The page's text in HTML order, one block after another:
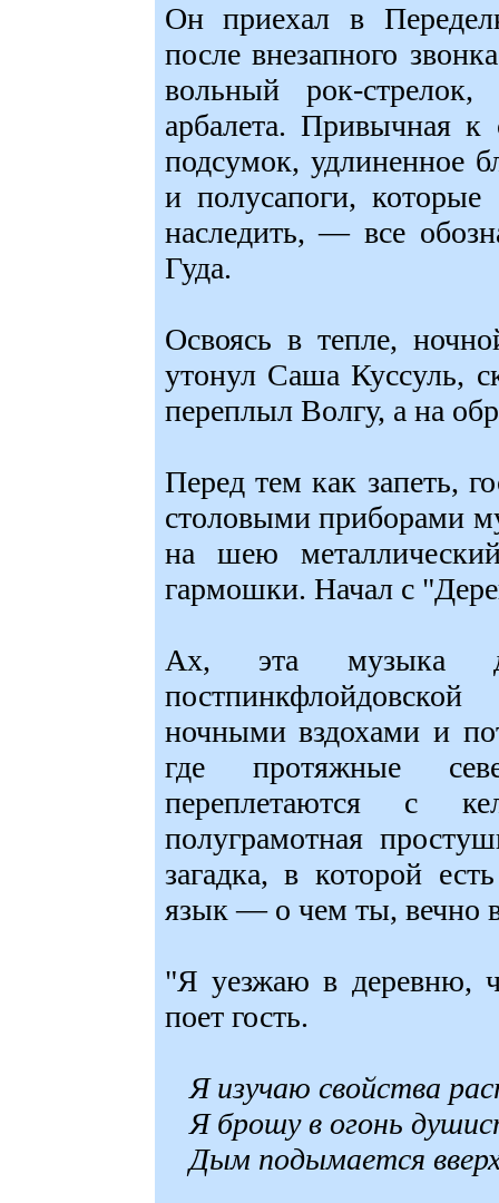
Он приехал в
после внезапного
вольный рок-
арбалета. Привычная к
подсумок, удлиненное
и полусапоги,
наследить, — все
Гуда.
Освоясь в тепле,
утонул Саша
переплыл Волгу, а на
Перед тем как запеть,
столовыми приборами
на шею
гармошки. Начал с
Ах, эта музыка
ночными вздохами и
где протяжные
переплетаются с
полуграмотная
загадка, в которой
язык — о чем ты, вечно
"Я уезжаю в деревню,
поет гость.
Я изучаю свойства
Я брошу в огонь
Дым подымается